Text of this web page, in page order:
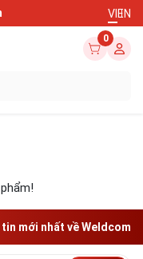
VIEN
0
mới nhất về Weldcom